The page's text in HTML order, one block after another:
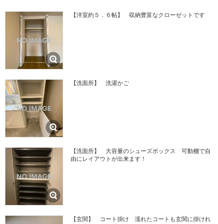
【洋室約５．６帖】 収納豊富なクローゼットです
【洗面所】 洗濯かご
【洗面所】 大容量のシューズボックス 可動棚で自
由にレイアウトが出来ます！
【玄関】 コート掛け 濡れたコートも玄関に掛けれ